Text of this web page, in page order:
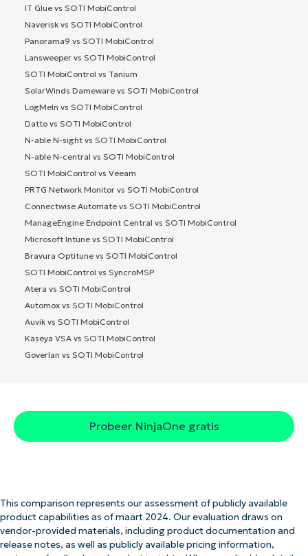
IT Glue vs SOTI MobiControl
Naverisk vs SOTI MobiControl
Panorama9 vs SOTI MobiControl
Lansweeper vs SOTI MobiControl
SOTI MobiControl vs Tanium
SolarWinds Dameware vs SOTI MobiControl
LogMeIn vs SOTI MobiControl
Datto vs SOTI MobiControl
N-able N-sight vs SOTI MobiControl
N-able N-central vs SOTI MobiControl
SOTI MobiControl vs Veeam
PRTG Network Monitor vs SOTI MobiControl
Connectwise Automate vs SOTI MobiControl
ManageEngine Endpoint Central vs SOTI MobiControl
Microsoft Intune vs SOTI MobiControl
Bravura Optitune vs SOTI MobiControl
SOTI MobiControl vs SyncroMSP
Atera vs SOTI MobiControl
Automox vs SOTI MobiControl
Auvik vs SOTI MobiControl
Kaseya VSA vs SOTI MobiControl
Goverlan vs SOTI MobiControl
Probeer NinjaOne gratis
This comparison represents our assessment of publicly available
product capabilities as of maart 2024. Our evaluation draws on
vendor-provided materials, including product documentation and
release notes, as well as publicly available pricing information,